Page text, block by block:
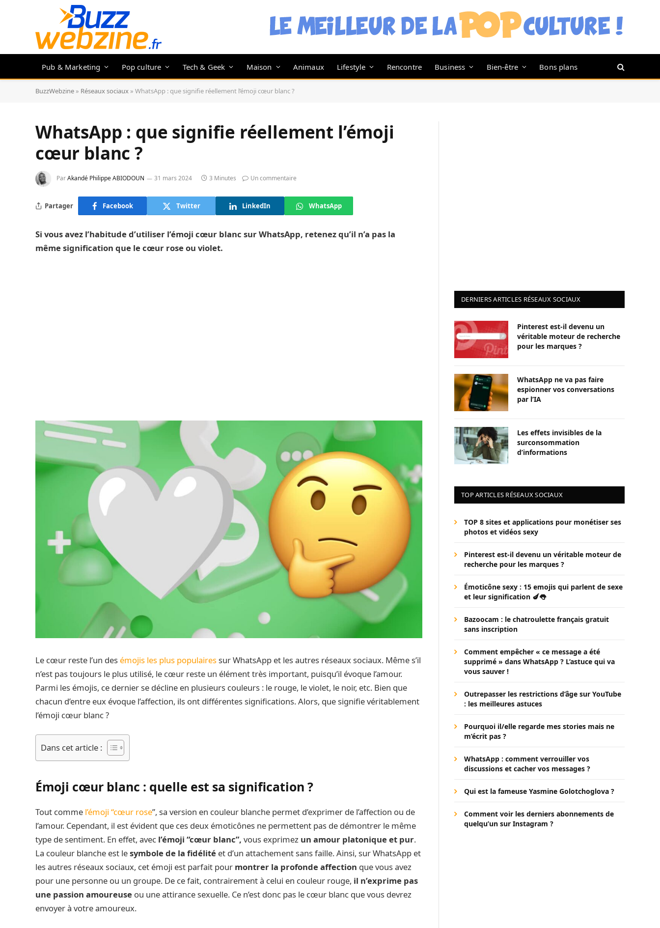
Pub & Marketing Pop culture Tech & Geek Maison Animaux Lifestyle Rencontre Business Bien-être Bons plans
BuzzWebzine » Réseaux sociaux » WhatsApp : que signifie réellement l’émoji cœur blanc ?
WhatsApp : que signifie réellement l’émoji
cœur blanc ?
ParAkandé Philippe ABIODOUN 31 mars 2024 3 Minutes Un commentaire
Partager Facebook Twitter LinkedIn WhatsApp
Si vous avez l’habitude d’utiliser l’émoji cœur blanc sur WhatsApp, retenez qu’il n’a pas la
même signification que le cœur rose ou violet.
Le cœur reste l’un des émojis les plus populairessur WhatsApp et les autres réseaux sociaux. Même s’il
n’est pas toujours le plus utilisé, le cœur reste un élément très important, puisqu’il évoque l’amour.
Parmi les émojis, ce dernier se décline en plusieurs couleurs : le rouge, le violet, le noir, etc. Bien que
chacun d’entre eux évoque l’affection, ils ont différentes significations. Alors, que signifie véritablement
l’émoji cœur blanc ?
Dans cet article :
Émoji cœur blanc : quelle est sa signification ?
Tout comme l’émoji “cœur rose”, sa version en couleur blanche permet d’exprimer de l’affection ou de
l’amour. Cependant, il est évident que ces deux émoticônes ne permettent pas de démontrer le même
type de sentiment. En effet, avec l’émoji “cœur blanc”, vous exprimez un amour platonique et pur.
La couleur blanche est lesymbole de la fidélité et d’un attachement sans faille. Ainsi, sur WhatsApp et
les autres réseaux sociaux, cet émoji est parfait pour montrer la profonde affection que vous avez
pour une personne ou un groupe. De ce fait, contrairement à celui en couleur rouge, il n’exprime pas
une passion amoureuse ou une attirance sexuelle. Ce n’est donc pas le cœur blanc que vous devrez
envoyer à votre amoureux.
DERNIERS ARTICLES RÉSEAUX SOCIAUX
Pinterest est-il devenu un
véritable moteur de recherche
pour les marques ?
WhatsApp ne va pas faire
espionner vos conversations
par l’IA
Les effets invisibles de la
surconsommation
d’informations
TOP ARTICLES RÉSEAUX SOCIAUX
TOP 8 sites et applications pour monétiser ses
photos et vidéos sexy
Pinterest est-il devenu un véritable moteur de
recherche pour les marques ?
Émoticône sexy : 15 emojis qui parlent de sexe
et leur signification 🍆👅
Bazoocam : le chatroulette français gratuit
sans inscription
Comment empêcher « ce message a été
supprimé » dans WhatsApp ? L’astuce qui va
vous sauver !
Outrepasser les restrictions d’âge sur YouTube
: les meilleures astuces
Pourquoi il/elle regarde mes stories mais ne
m’écrit pas ?
WhatsApp : comment verrouiller vos
discussions et cacher vos messages ?
Qui est la fameuse Yasmine Golotchoglova ?
Comment voir les derniers abonnements de
quelqu’un sur Instagram ?